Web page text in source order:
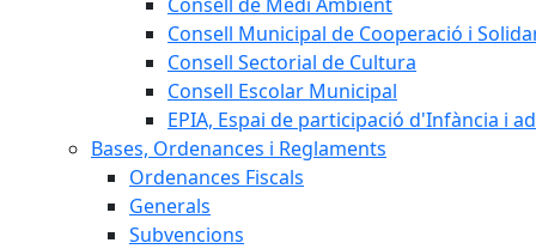
Consell Municipal de Cooperació i
Consell Sectorial de Cultura
Consell Escolar Municipal
EPIA, Espai de participació d'Infància i
Bases, Ordenances i Reglaments
Ordenances Fiscals
Generals
Subvencions